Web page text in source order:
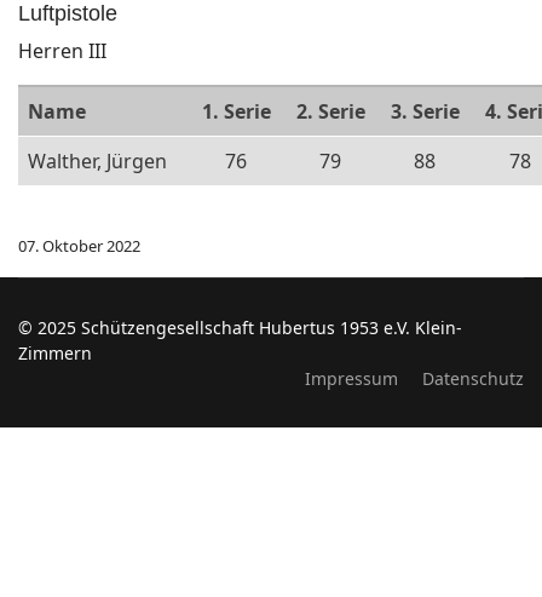
Luftpistole
Herren III
Name 1. Serie 2. Serie 3. Serie
4.
Walther, Jürgen
76 79 88 78
07. Oktober 2022
© 2025 Schützengesellschaft Hubertus 1953 e.V. Klein-
Zimmern
Impressum
Datenschutz